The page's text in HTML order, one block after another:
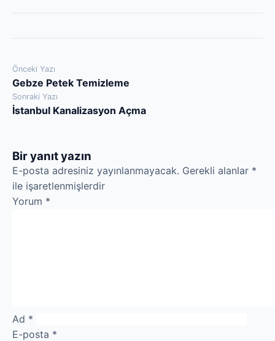
Yazı
gezinmesi
Önceki Yazı
Gebze Petek Temizleme
Sonraki Yazı
İstanbul Kanalizasyon Açma
Bir yanıt yazın
E-posta adresiniz yayınlanmayacak. Gerekli alanlar *
ile işaretlenmişlerdir
Yorum *
Ad *
E-posta *